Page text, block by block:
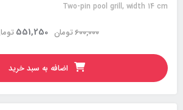
Two-pin pool grill, width 14 cm
تومان600,000 تومان551,250
اضافه به سبد خرید